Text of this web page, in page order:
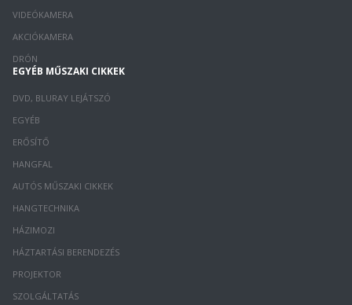
VIDEÓKAMERA
AKCIÓKAMERA
DRÓN
EGYÉB MŰSZAKI CIKKEK
DVD, BLURAY LEJÁTSZÓ
EGYÉB
ERŐSÍTŐ
HANGFAL
AUTÓS MŰSZAKI CIKKEK
HANGTECHNIKA
HÁZIMOZI
HÁZTARTÁSI BERENDEZÉS
PROJEKTOR
SZOLGÁLTATÁS